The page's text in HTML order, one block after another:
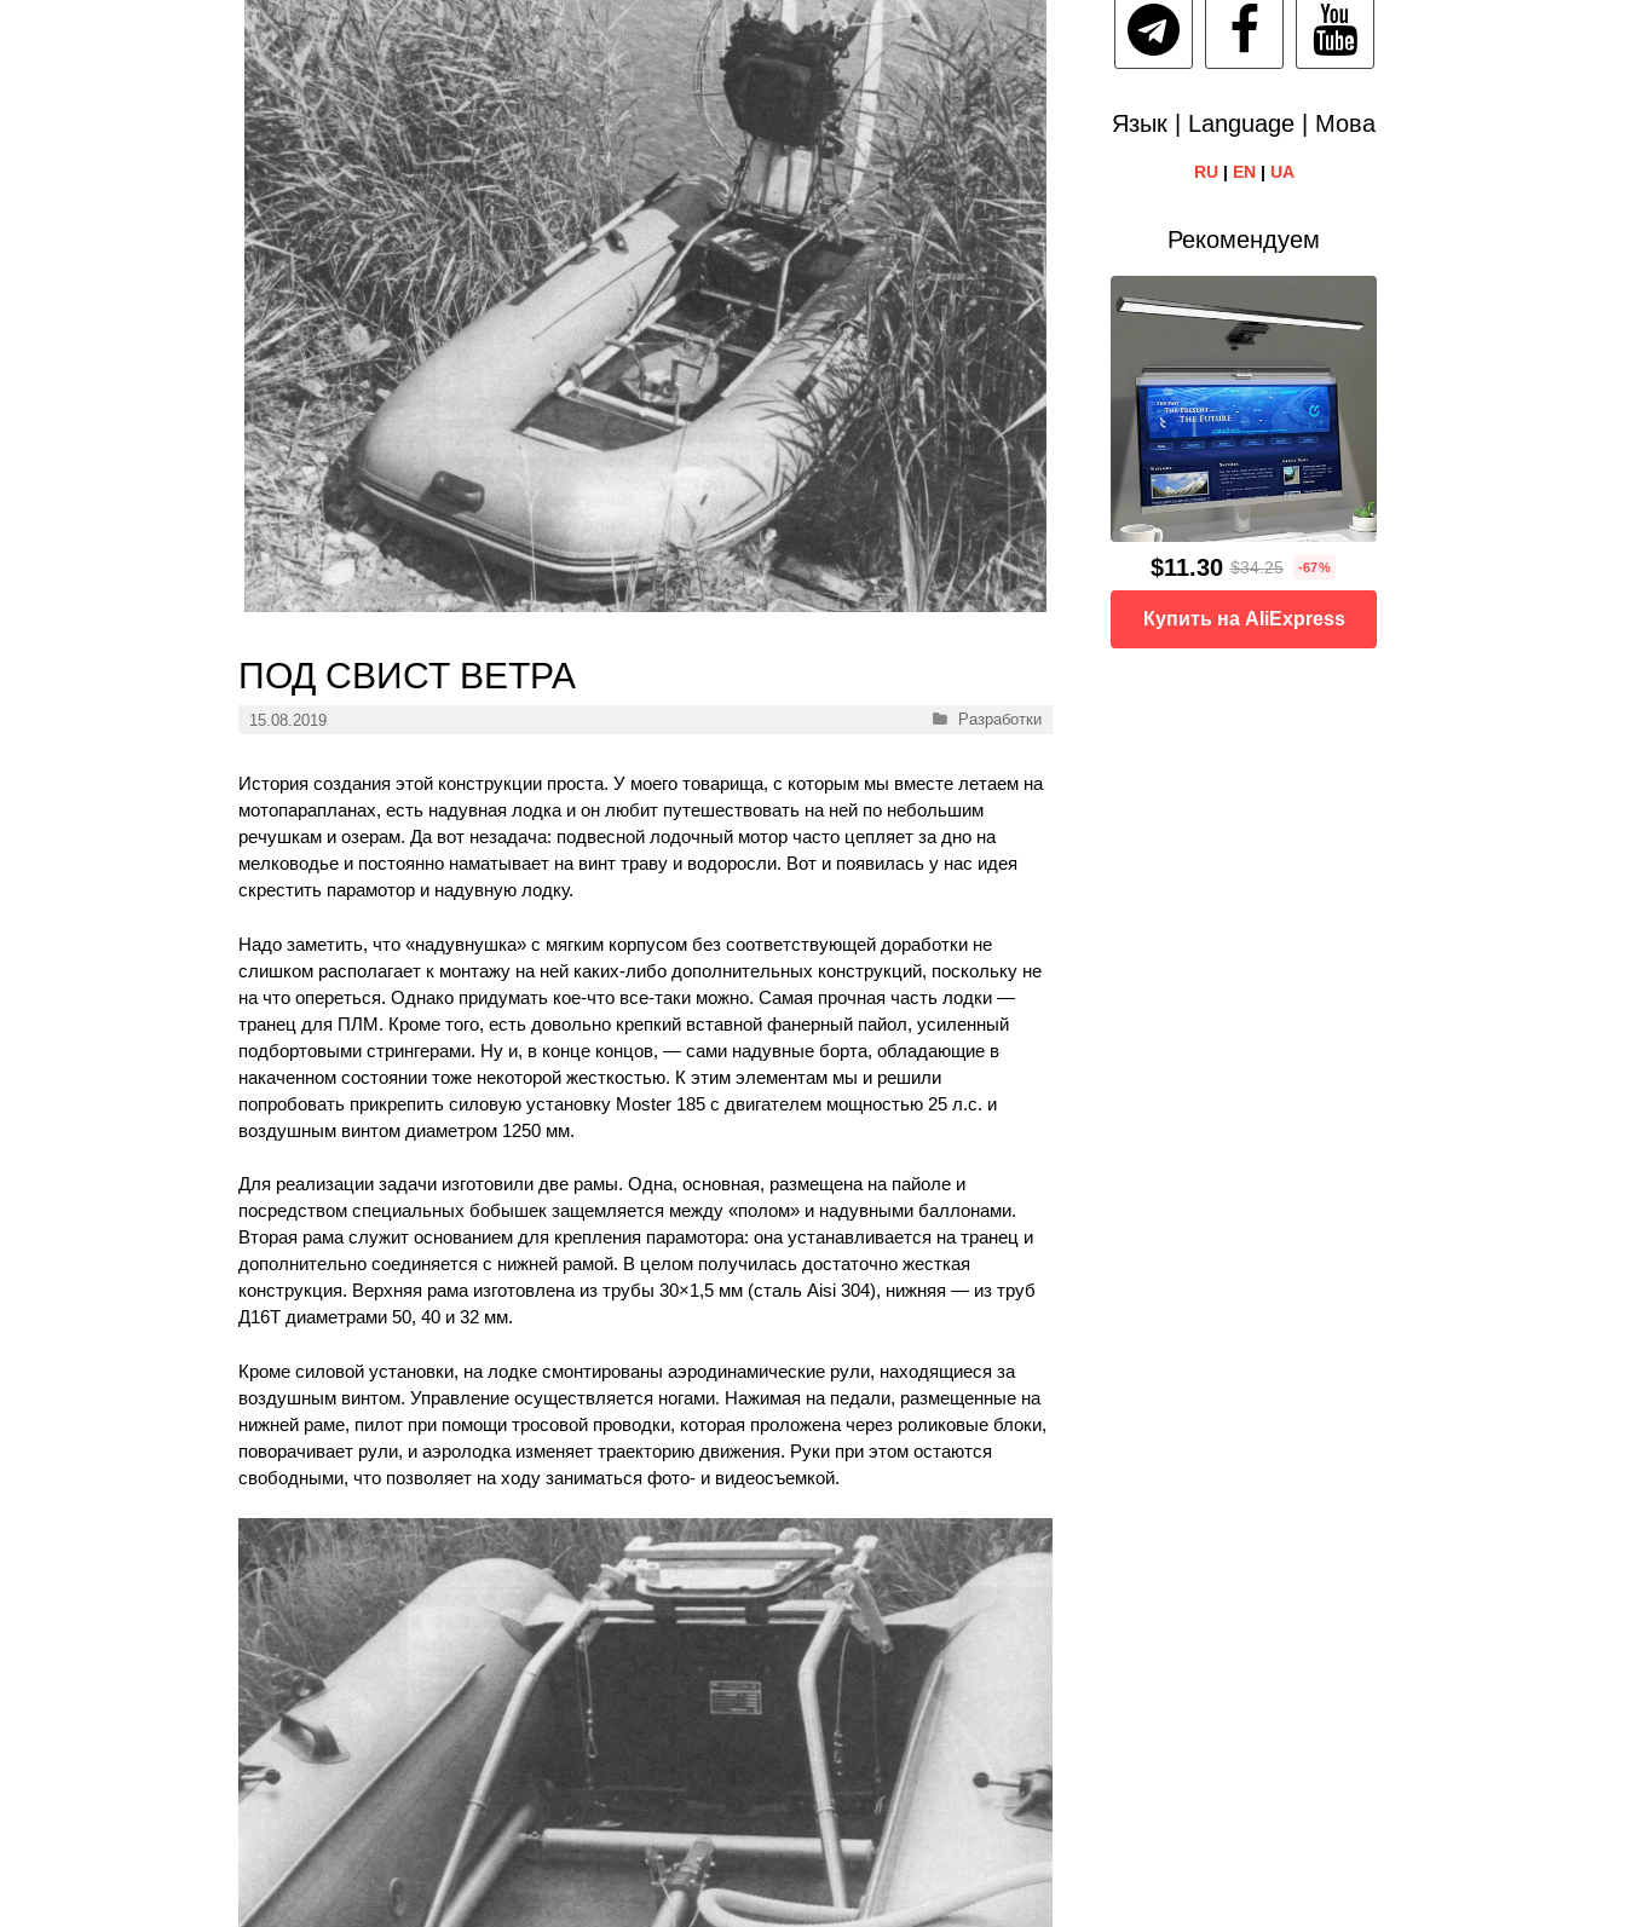
ПОД СВИСТ ВЕТРА
15.08.2019 Рубрики
Разработки
История создания этой конструкции проста. У моего товарища, с которым мы вместе летаем на
мотопарапланах, есть надувная лодка и он любит путешествовать на ней по небольшим
речушкам и озерам. Да вот незадача: подвесной лодочный мотор часто цепляет за дно на
мелководье и постоянно наматывает на винт траву и водоросли. Вот и появилась у нас идея
скрестить парамотор и надувную лодку.
Надо заметить, что «надувнушка» с мягким корпусом без соответствующей доработки не
слишком располагает к монтажу на ней каких-либо дополнительных конструкций, поскольку не
на что опереться. Однако придумать кое-что все-таки можно. Самая прочная часть лодки —
транец для ПЛМ. Кроме того, есть довольно крепкий вставной фанерный пайол, усиленный
подбортовыми стрингерами. Ну и, в конце концов, — сами надувные борта, обладающие в
накаченном состоянии тоже некоторой жесткостью. К этим элементам мы и решили
попробовать прикрепить силовую установку Moster 185 с двигателем мощностью 25 л.с. и
воздушным винтом диаметром 1250 мм.
Для реализации задачи изготовили две рамы. Одна, основная, размещена на пайоле и
посредством специальных бобышек защемляется между «полом» и надувными баллонами.
Вторая рама служит основанием для крепления парамотора: она устанавливается на транец и
дополнительно соединяется с нижней рамой. В целом получилась достаточно жесткая
конструкция. Верхняя рама изготовлена из трубы 30×1,5 мм (сталь Aisi 304), нижняя — из труб
Д16Т диаметрами 50, 40 и 32 мм.
Кроме силовой установки, на лодке смонтированы аэродинамические рули, находящиеся за
воздушным винтом. Управление осуществляется ногами. Нажимая на педали, размещенные на
нижней раме, пилот при помощи тросовой проводки, которая проложена через роликовые блоки,
поворачивает рули, и аэролодка изменяет траекторию движения. Руки при этом остаются
свободными, что позволяет на ходу заниматься фото- и видеосъемкой.
Язык | Language | Мова
RU| EN| UA
Рекомендуем
$11.30 $34.25 -67%
Купить на AliExpress